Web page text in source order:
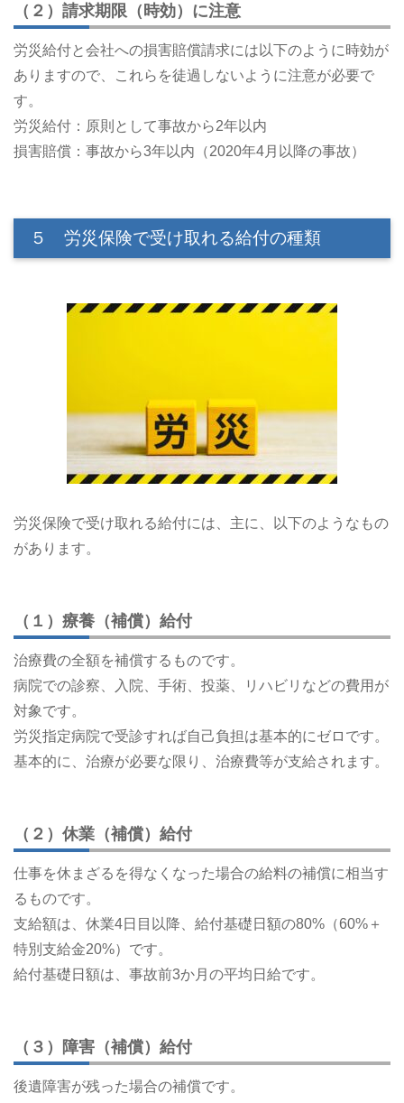
（２）請求期限（時効）に注意
労災給付と会社への損害賠償請求には以下のように時効が
ありますので、これらを徒過しないように注意が必要で
す。
労災給付：原則として事故から2年以内
損害賠償：事故から3年以内（2020年4月以降の事故）
５ 労災保険で受け取れる給付の種類
労災保険で受け取れる給付には、主に、以下のようなもの
があります。
（１）療養（補償）給付
治療費の全額を補償するものです。
病院での診察、入院、手術、投薬、リハビリなどの費用が
対象です。
労災指定病院で受診すれば自己負担は基本的にゼロです。
基本的に、治療が必要な限り、治療費等が支給されます。
（２）休業（補償）給付
仕事を休まざるを得なくなった場合の給料の補償に相当す
るものです。
支給額は、休業4日目以降、給付基礎日額の80%（60%＋
特別支給金20%）です。
給付基礎日額は、事故前3か月の平均日給です。
（３）障害（補償）給付
後遺障害が残った場合の補償です。